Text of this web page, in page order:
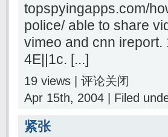
topspyingapps.com/
police/ able to share
vimeo and cnn
4E||1c. [...]
19 views | 评论关闭
Apr 15th, 2004 | Filed
紧张